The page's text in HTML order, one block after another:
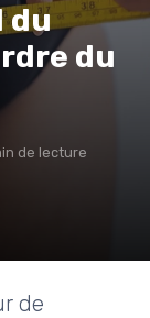
du
du
de lecture
de